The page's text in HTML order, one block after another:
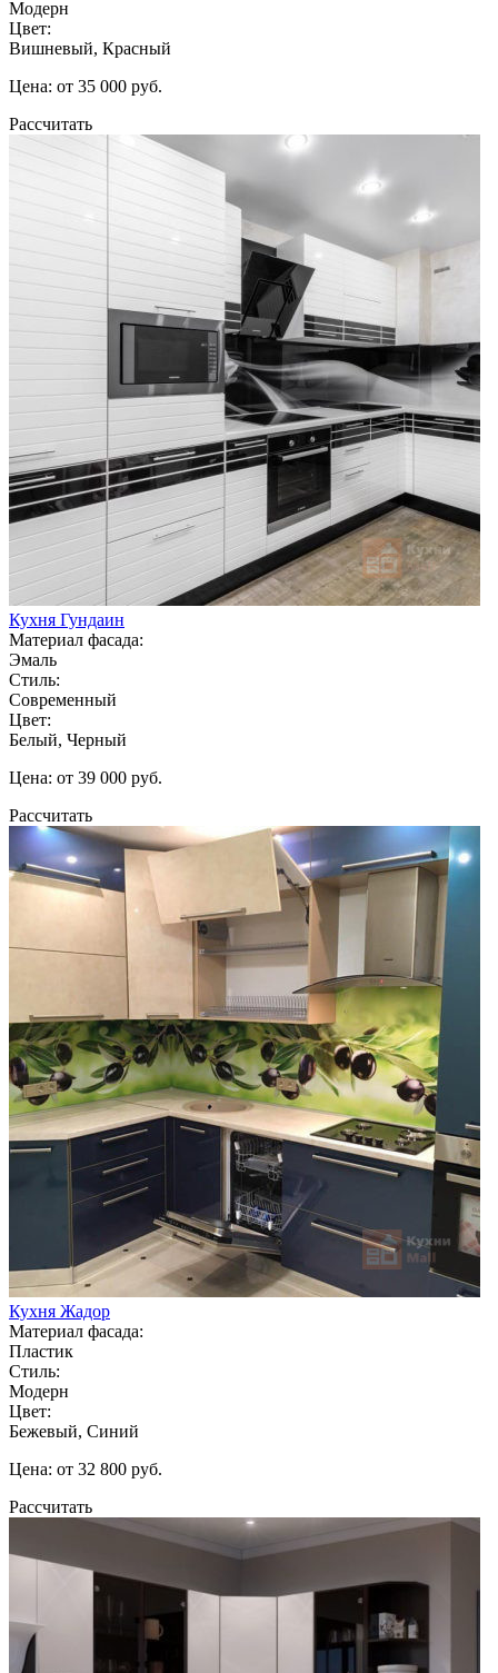
Модерн
Цвет:
Вишневый, Красный
Цена: от 35 000 руб.
Рассчитать
Кухня Гундаин
Материал фасада:
Эмаль
Стиль:
Современный
Цвет:
Белый, Черный
Цена: от 39 000 руб.
Рассчитать
Кухня Жадор
Материал фасада:
Пластик
Стиль:
Модерн
Цвет:
Бежевый, Синий
Цена: от 32 800 руб.
Рассчитать